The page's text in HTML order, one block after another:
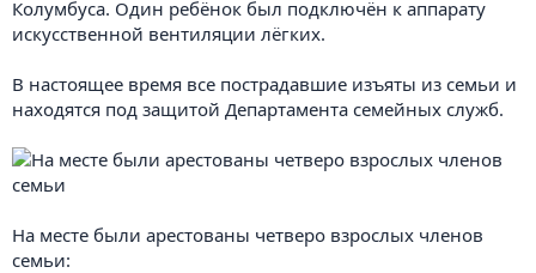
Колумбуса. Один ребёнок был подключён к аппарату
искусственной вентиляции лёгких.
В настоящее время все пострадавшие изъяты из семьи и
находятся под защитой Департамента семейных служб.
На месте были арестованы четверо взрослых членов
семьи: